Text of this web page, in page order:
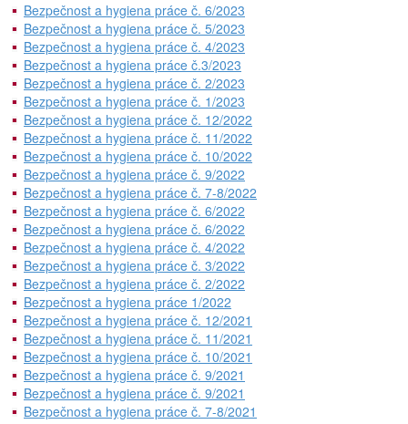
Bezpečnost a hygiena práce č. 6/2023
Bezpečnost a hygiena práce č. 5/2023
Bezpečnost a hygiena práce č. 4/2023
Bezpečnost a hygiena práce č.3/2023
Bezpečnost a hygiena práce č. 2/2023
Bezpečnost a hygiena práce č. 1/2023
Bezpečnost a hygiena práce č. 12/2022
Bezpečnost a hygiena práce č. 11/2022
Bezpečnost a hygiena práce č. 10/2022
Bezpečnost a hygiena práce č. 9/2022
Bezpečnost a hygiena práce č. 7-8/2022
Bezpečnost a hygiena práce č. 6/2022
Bezpečnost a hygiena práce č. 6/2022
Bezpečnost a hygiena práce č. 4/2022
Bezpečnost a hygiena práce č. 3/2022
Bezpečnost a hygiena práce č. 2/2022
Bezpečnost a hygiena práce 1/2022
Bezpečnost a hygiena práce č. 12/2021
Bezpečnost a hygiena práce č. 11/2021
Bezpečnost a hygiena práce č. 10/2021
Bezpečnost a hygiena práce č. 9/2021
Bezpečnost a hygiena práce č. 9/2021
Bezpečnost a hygiena práce č. 7-8/2021